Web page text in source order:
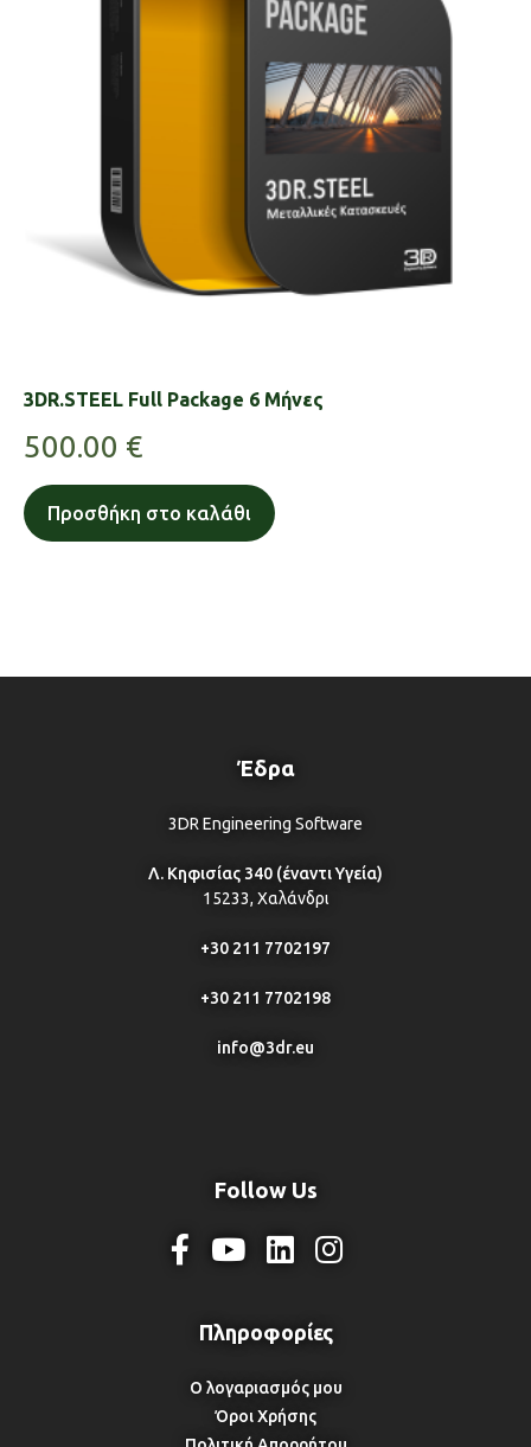
3DR.STEEL Full Package 6 Μήνες
500.00 €
Προσθήκη στο καλάθι
Έδρα
3DR Engineering Software
Λ. Κηφισίας 340 (έναντι Υγεία)
15233, Χαλάνδρι
+30 211 7702197
+30 211 7702198
info@3dr.eu
Follow Us
Ο λογαριασμός μου
Όροι Χρήσης